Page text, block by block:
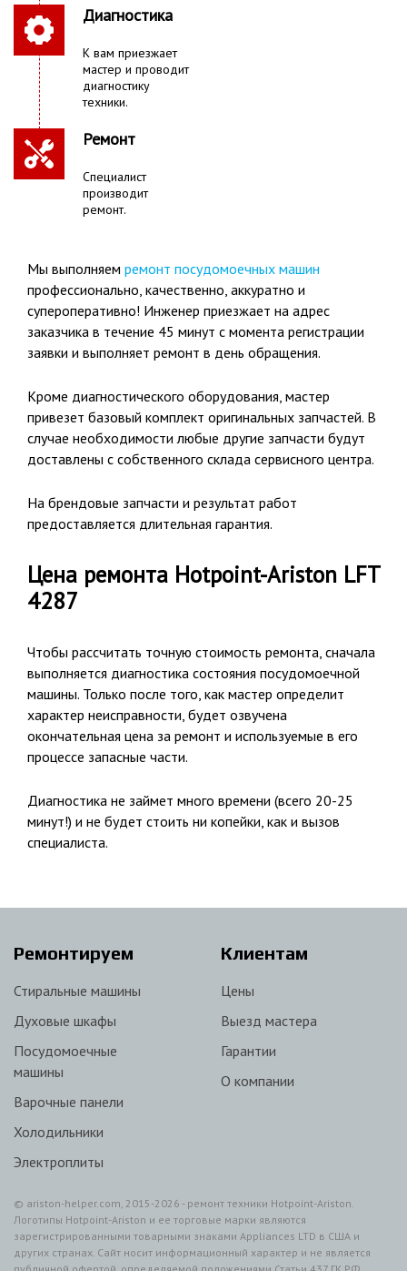
Диагностика
К вам приезжает
мастер и проводит
диагностику
техники.
Ремонт
Специалист
производит
ремонт.
Мы выполняем ремонт посудомоечных машин
профессионально, качественно, аккуратно и
супероперативно! Инженер приезжает на адрес
заказчика в течение 45 минут с момента регистрации
заявки и выполняет ремонт в день обращения.
Кроме диагностического оборудования, мастер
привезет базовый комплект оригинальных запчастей. В
случае необходимости любые другие запчасти будут
доставлены с собственного склада сервисного центра.
На брендовые запчасти и результат работ
предоставляется длительная гарантия.
Цена ремонта Hotpoint-Ariston LFT
4287
Чтобы рассчитать точную стоимость ремонта, сначала
выполняется диагностика состояния посудомоечной
машины. Только после того, как мастер определит
характер неисправности, будет озвучена
окончательная цена за ремонт и используемые в его
процессе запасные части.
Диагностика не займет много времени (всего 20-25
минут!) и не будет стоить ни копейки, как и вызов
специалиста.
Ремонтируем
Стиральные машины
Духовые шкафы
Посудомоечные
машины
Варочные панели
Холодильники
Электроплиты
Клиентам
Цены
Выезд мастера
Гарантии
О компании
© ariston-helper.com, 2015-2026 - ремонт техники Hotpoint-Ariston.
Логотипы Hotpoint-Ariston и ее торговые марки являются
зарегистрированными товарными знаками Appliances LTD в США и
других странах. Сайт носит информационный характер и не является